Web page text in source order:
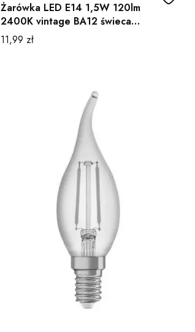
Żarówka LED E14 1,5W 120lm
2400K vintage BA12 świeca
Osram
Cena
11,99 zł